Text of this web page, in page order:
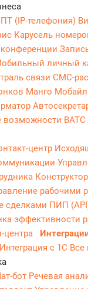
(IP-телефония)
Карусель
личный
связи СМС-
Манго Мобайл
возможности ВАТС
центр
рабочими
сделками ПИП
эффективности
центра
Интеграция с 1С Все
бот Речевая